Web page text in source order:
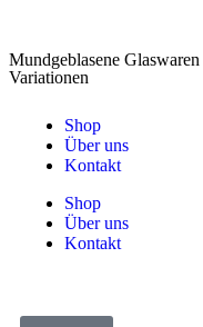
Mundgeblasene
Variationen
Shop
Über uns
Kontakt
Shop
Über uns
Kontakt